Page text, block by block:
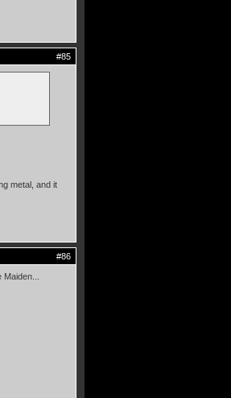
#85
metal, and it
#86